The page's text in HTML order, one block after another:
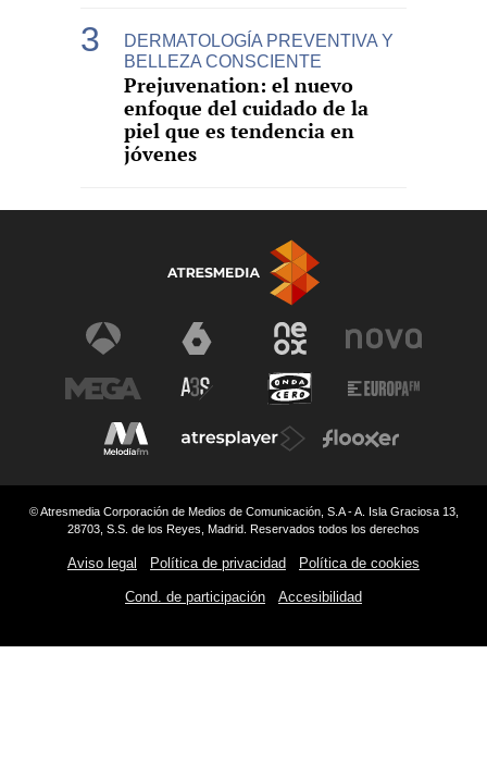
DERMATOLOGÍA PREVENTIVA Y
BELLEZA CONSCIENTE
Prejuvenation: el nuevo
enfoque del cuidado de la
piel que es tendencia en
jóvenes
© Atresmedia Corporación de Medios de Comunicación, S.A - A. Isla Graciosa 13,
28703, S.S. de los Reyes, Madrid. Reservados todos los derechos
Aviso legal Política de privacidad Política de cookies
Cond. de participación Accesibilidad